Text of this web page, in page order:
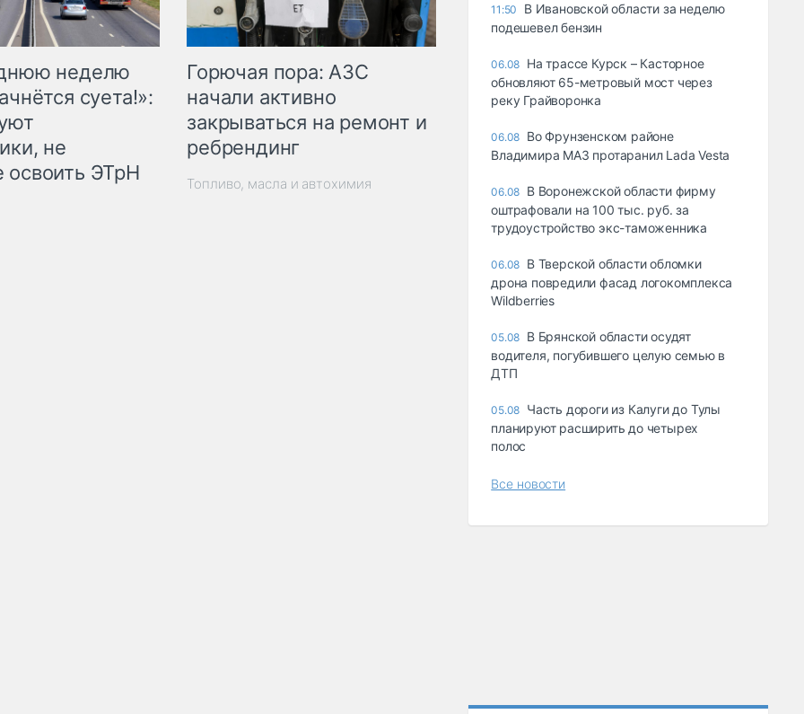
неделю
суета!»:
не
освоить ЭТрН
Горючая пора: АЗС
начали активно
закрываться на ремонт и
ребрендинг
Топливо, масла и автохимия
11:50
В Ивановской области за неделю
подешевел бензин
06.08 На трассе Курск – Касторное
обновляют 65-метровый мост через
реку Грайворонка
06.08 Во Фрунзенском районе
Владимира МАЗ протаранил Lada Vesta
06.08 В Воронежской области фирму
оштрафовали на 100 тыс. руб. за
трудоустройство экс-таможенника
06.08 В Тверской области обломки
дрона повредили фасад логокомплекса
Wildberries
05.08 В Брянской области осудят
водителя, погубившего целую семью в
ДТП
05.08 Часть дороги из Калуги до Тулы
планируют расширить до четырех
полос
Все новости